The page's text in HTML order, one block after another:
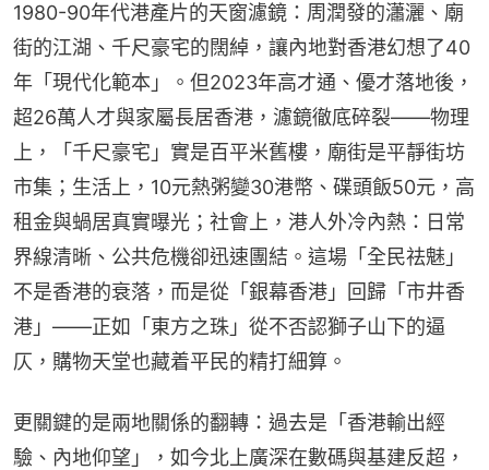
1980-90年代港產片的天窗濾鏡：周潤發的瀟灑、廟
街的江湖、千尺豪宅的闊綽，讓內地對香港幻想了40
年「現代化範本」。但2023年高才通、優才落地後，
超26萬人才與家屬長居香港，濾鏡徹底碎裂——物理
上，「千尺豪宅」實是百平米舊樓，廟街是平靜街坊
市集；生活上，10元熱粥變30港幣、碟頭飯50元，高
租金與蝸居真實曝光；社會上，港人外冷內熱：日常
界線清晰、公共危機卻迅速團結。這場「全民祛魅」
不是香港的衰落，而是從「銀幕香港」回歸「市井香
港」——正如「東方之珠」從不否認獅子山下的逼
仄，購物天堂也藏着平民的精打細算。
更關鍵的是兩地關係的翻轉：過去是「香港輸出經
驗、內地仰望」，如今北上廣深在數碼與基建反超，